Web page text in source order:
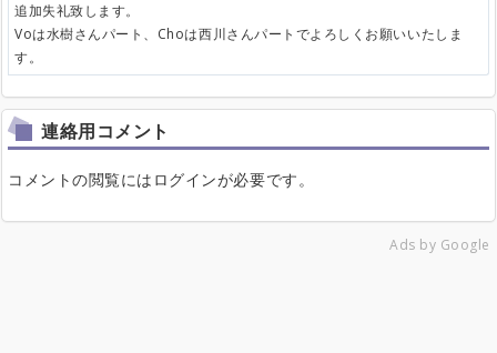
追加失礼致します。
Voは水樹さんパート、Choは西川さんパートでよろしくお願いいたしま
す。
連絡用コメント
コメントの閲覧にはログインが必要です。
Ads by Google